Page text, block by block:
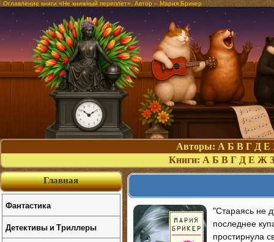
Оглавление книги «Не книжный переплет». Автор – Мария Брикер
Авторы: А Б В Г Д Е
Книги: А Б В Г Д Е Ж З
"Стараясь не
последнее
простирнула
Главная
Фантастика
Детективы и Триллеры